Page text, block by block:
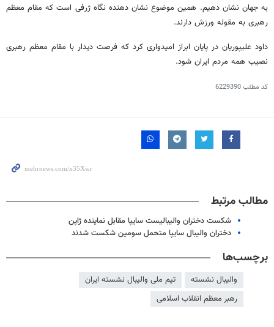
به جهان نشان دهیم. همین موضوع نشان دهنده نگاه ژرفی است که مقام معظم
رهبری به مقوله ورزش دارند.
داود علیپوریان در پایان ابراز امیدواری کرد که فرصت دیدار با مقام معظم رهبری
نصیب همه مردم ایران شود.
کد مطلب6229390
مطالب مرتبط
شکست دختران والیبالیست سایپا مقابل نماینده ژاپن
دختران والیبال سایپا متحمل سومین شکست شدند
برچسب‌ها
والیبال نشسته
تیم ملی والیبال نشسته ایران
رهبر معظم انقلاب اسلامی